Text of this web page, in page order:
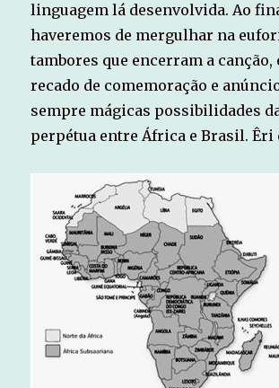
linguagem lá desenvolvida. Ao
haveremos de mergulhar na
tambores que encerram a
recado de comemoração e
sempre mágicas possibilidades
perpétua entre África e Brasil. Êri